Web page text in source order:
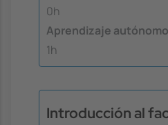
0h
Aprendizaje autónomo
1h
Introducción al